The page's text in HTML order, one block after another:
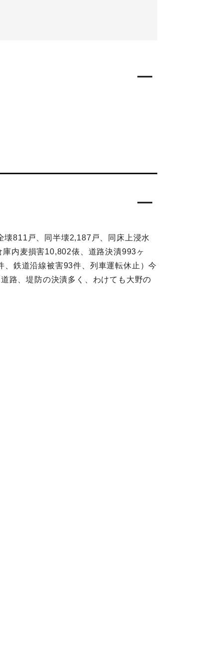
811戸、同半壊2,187戸、同床上浸水
内麦損害10,802俵、道路決潰993ヶ
鉄道沿線被害93件、列車運転休止）今
路、堤防の決潰多く、わけても大野の